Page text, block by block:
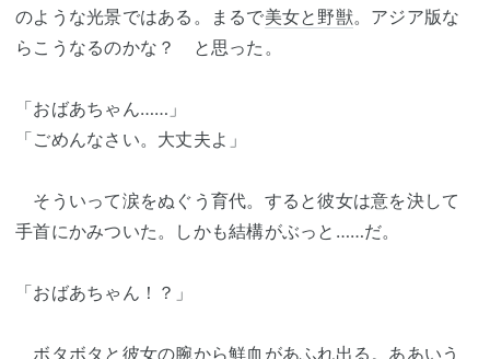
のような光景ではある。まるで美女と野獣。アジア版な
らこうなるのかな？ と思った。
「おばあちゃん……」
「ごめんなさい。大丈夫よ」
そういって涙をぬぐう育代。すると彼女は意を決して
手首にかみついた。しかも結構がぶっと……だ。
「おばあちゃん！？」
ボタボタと彼女の腕から鮮血があふれ出る。ああいう